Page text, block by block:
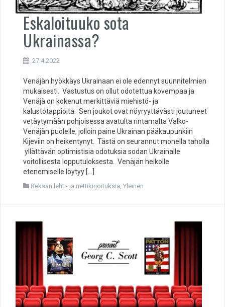
Eskaloituuko sota
Ukrainassa?
27.4.2022
Venäjän hyökkäys Ukrainaan ei ole edennyt suunnitelmien
mukaisesti. Vastustus on ollut odotettua kovempaa ja
Venäjä on kokenut merkittäviä miehistö- ja
kalustotappioita. Sen joukot ovat nöyryyttävästi joutuneet
vetäytymään pohjoisessa avatulta rintamalta Valko-
Venäjän puolelle, jolloin paine Ukrainan pääkaupunkiin
Kijeviin on heikentynyt. Tästä on seurannut monella taholla
yllättävän optimistisia odotuksia sodan Ukrainalle
voitollisesta lopputuloksesta. Venäjän heikolle
etenemiselle löytyy […]
Reksan lehti- ja nettikirjoituksia, Yleinen